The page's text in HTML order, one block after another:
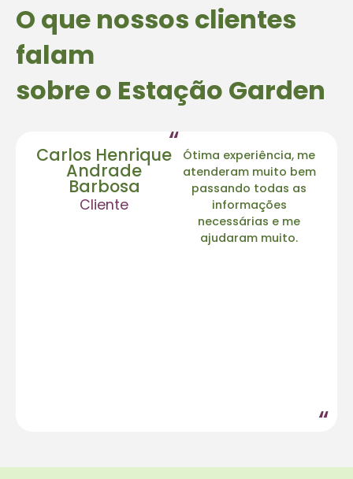
O que nossos clientes
falam
sobre o Estação Garden
Carlos Henrique
Andrade
Barbosa
Cliente
Ótima experiência, me
atenderam muito bem
passando todas as
informações
necessárias e me
ajudaram muito.
“
“